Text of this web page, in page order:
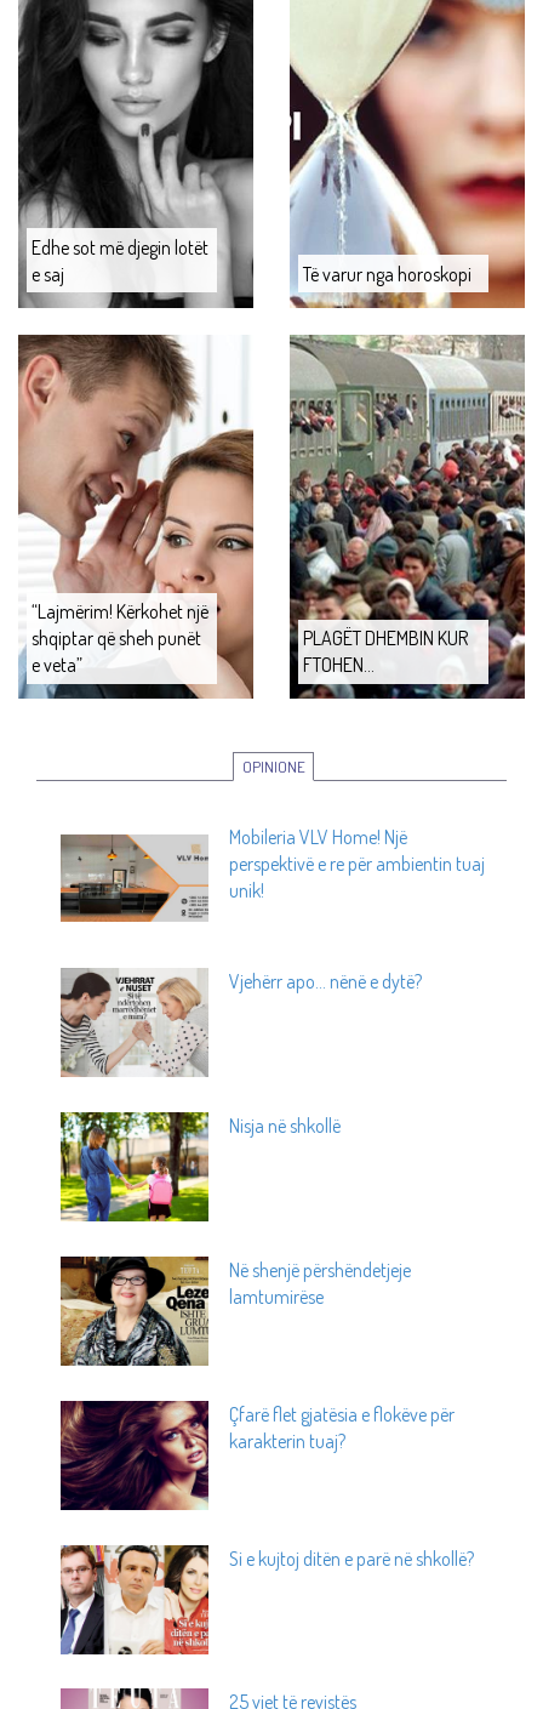
Edhe sot më djegin lotët
e saj
Të varur nga horoskopi
“Lajmërim! Kërkohet një
shqiptar që sheh punët
e veta”
PLAGËT DHEMBIN KUR
FTOHEN...
OPINIONE
Mobileria VLV Home! Një
perspektivë e re për ambientin tuaj
unik!
Vjehërr apo... nënë e dytë?
Nisja në shkollë
Në shenjë përshëndetjeje
lamtumirëse
Çfarë flet gjatësia e flokëve për
karakterin tuaj?
Si e kujtoj ditën e parë në shkollë?
25 vjet të revistës